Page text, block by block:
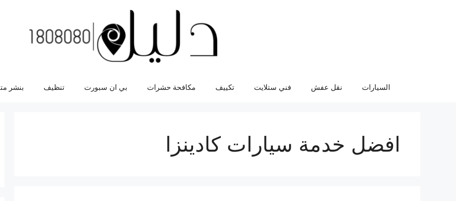
السيارات نقل عفش فني ستلايت تكييف مكافحة حشرات بي ان سبورت تنظيف بنشر
افضل خدمة سيارات كادينزا